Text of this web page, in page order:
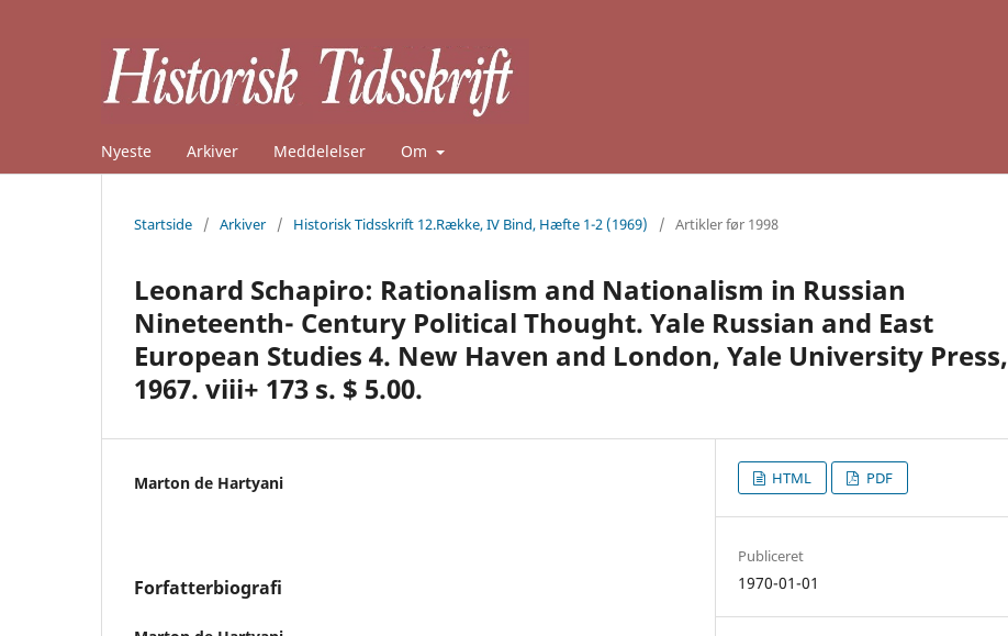
Nyeste Arkiver Meddelelser Om
Startside / Arkiver / Historisk Tidsskrift 12.Række, IV Bind, Hæfte 1-2 (1969) / Artikler før 1998
Leonard Schapiro: Rationalism and Nationalism in Russian
Nineteenth- Century Political Thought. Yale Russian and East
European Studies 4. New Haven and London, Yale University Press,
1967. viii+ 173 s. $ 5.00.
Marton de Hartyani
Forfatterbiografi
HTML PDF
Publiceret
1970-01-01